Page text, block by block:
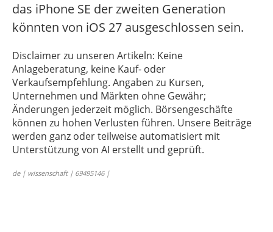
das iPhone SE der zweiten Generation
könnten von iOS 27 ausgeschlossen sein.
Disclaimer zu unseren Artikeln: Keine
Anlageberatung, keine Kauf- oder
Verkaufsempfehlung. Angaben zu Kursen,
Unternehmen und Märkten ohne Gewähr;
Änderungen jederzeit möglich. Börsengeschäfte
können zu hohen Verlusten führen. Unsere Beiträge
werden ganz oder teilweise automatisiert mit
Unterstützung von AI erstellt und geprüft.
de | wissenschaft | 69495146 |